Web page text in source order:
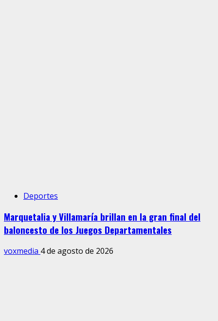
Deportes
Marquetalia y Villamaría brillan en la gran final del
baloncesto de los Juegos Departamentales
voxmedia 4 de agosto de 2026